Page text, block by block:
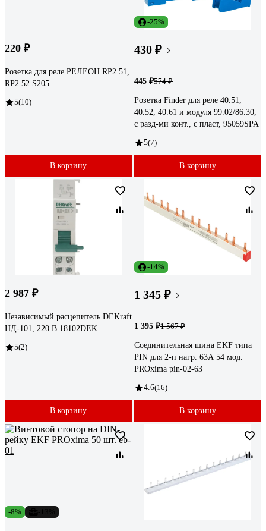
220 ₽
Розетка для реле РЕЛЕОН RP2.51,
RP2.52 S205
5(10)
В корзину
-25%
430 ₽
445 ₽574 ₽
Розетка Finder для реле 40.51,
40.52, 40.61 и модуля 99.02/86.30,
с разд-ми конт., с пласт, 95059SPA
5(7)
В корзину
2 987 ₽
Независимый расцепитель DEKraft
НД-101, 220 B 18102DEK
5(2)
В корзину
-14%
1 345 ₽
1 395 ₽1 567 ₽
Соединительная шина EKF типа
PIN для 2-п нагр. 63А 54 мод.
PROxima pin-02-63
4.6(16)
В корзину
-8%